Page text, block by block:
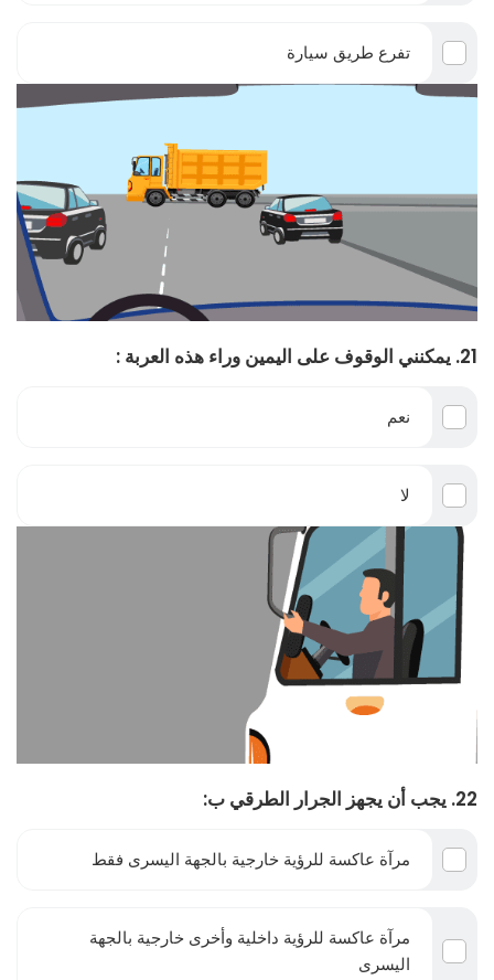
تفرع طريق سيارة
21. يمكنني الوقوف على اليمين وراء هذه العربة :
نعم
لا
22. يجب أن يجهز الجرار الطرقي ب:
مرآة عاكسة للرؤية خارجية بالجهة اليسرى فقط
مرآة عاكسة للرؤية داخلية وأخرى خارجية بالجهة
اليسرى